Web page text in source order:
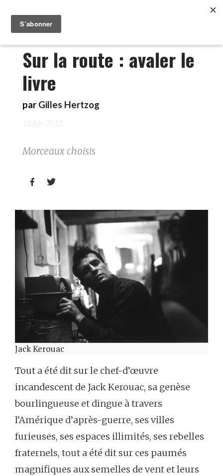
Sur la route : avaler le
livre
par Gilles Hertzog
15 juin 2012
Morceaux choisis
 
Jack Kerouac
Tout a été dit surle chef-d’œuvre
incandescent de JackKerouac, sa genèse
bourlingueuse et dingue àtravers
l’Amérique d’après-guerre, ses villes
furieuses, ses espaces illimités, ses rebelles
fraternels, tout a été dit sur ces paumés
magnifiques aux semelles de vent etleurs